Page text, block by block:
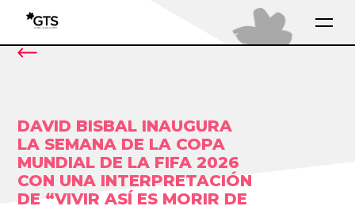
DAVID BISBAL INAUGURA
LA SEMANA DE LA COPA
MUNDIAL DE LA FIFA 2026
CON UNA INTERPRETACIÓN
DE “VIVIR ASÍ ES MORIR DE